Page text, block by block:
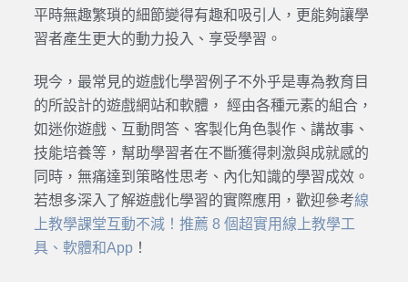
平時無趣繁瑣的細節變得有趣和吸引人，更能夠讓學
習者產生更大的動力投入、享受學習。
現今，最常見的遊戲化學習例子不外乎是專為教育目
的所設計的遊戲網站和軟體， 經由各種元素的組合，
如迷你遊戲、互動問答、客製化角色製作、講故事、
技能培養等，幫助學習者在不斷獲得刺激與成就感的
同時，無痛達到策略性思考、內化知識的學習成效。
若想多深入了解遊戲化學習的實際應用，歡迎參考線
上教學課堂互動不減！推薦 8 個超實用線上教學工
具、軟體和App！